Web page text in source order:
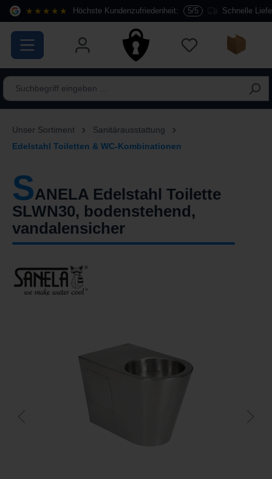
springen Schnelle
★★★★★ Höchste Kundenzufriedenheit: 5/5
Unser Sortiment
Sanitärausstattung
Edelstahl Toiletten & WC-Kombinationen
SANELA Edelstahl Toilette
SLWN30, bodenstehend,
vandalensicher